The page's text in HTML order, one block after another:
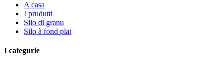
A casa
I prudutti
Silo di granu
Silo à fond plat
I categurie